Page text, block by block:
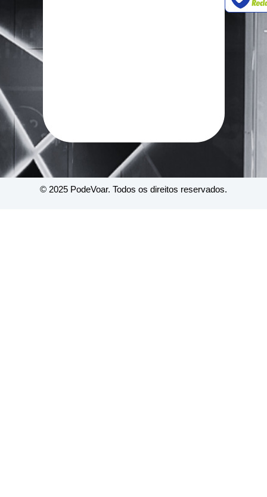
© 2025 PodeVoar. Todos os direitos reservados.